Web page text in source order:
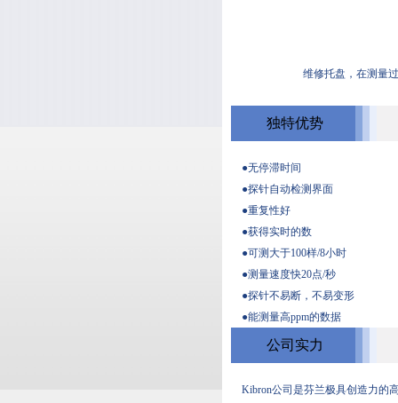
维修托盘，在
独特优势
●无停滞时间
●探针自动检测界面
●重复性好
●获得实时的数
●可测大于100样/8小时
●测量速度快20点/秒
●探针不易断，不易变形
●能测量高ppm的数据
公司实力
Kibron公司是芬兰极具创造力的高